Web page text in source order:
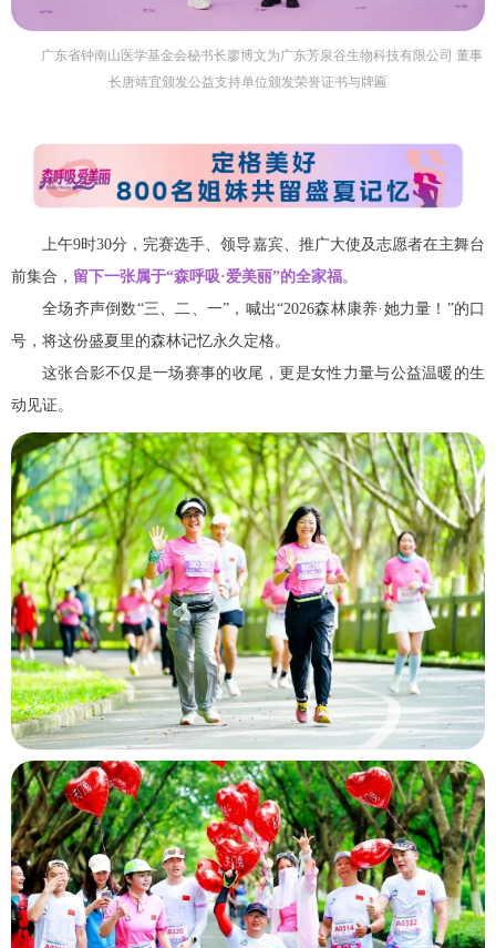
广东省钟南山医学基金会秘书长廖博文为广东芳泉谷生物科技有限公司 董事
长唐靖宜颁发公益支持单位颁发荣誉证书与牌匾
上午9时30分，完赛选手、领导嘉宾、推广大使及志愿者在主舞台
前集合， 留下一张属于“森呼吸·爱美丽”的全家福。
全场齐声倒数“三、二、一”，喊出“2026森林康养·她力量！”的口
号，将这份盛夏里的森林记忆永久定格。
这张合影不仅是一场赛事的收尾，更是女性力量与公益温暖的生
动见证。